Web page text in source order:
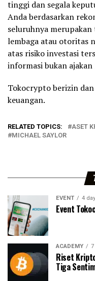
tinggi dan segala
Anda berdasarkan
seluruhnya merupakan
lembaga atau otoritas
atas risiko investasi
informasi bukan
Tokocrypto berizin
keuangan.
RELATED TOPICS: ASET
MICHAEL SAYLOR
EVENT 4
Event
ACADEMY
Riset
Tiga